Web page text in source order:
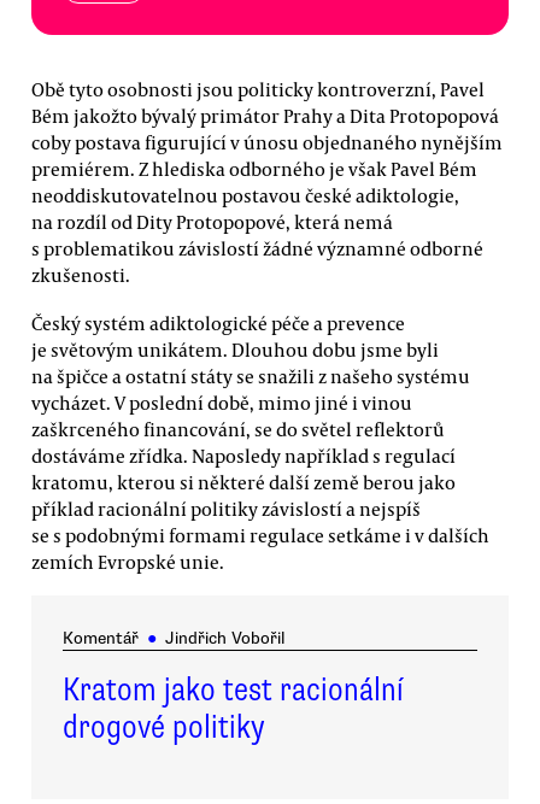
Obě tyto osobnosti jsou politicky kontroverzní, Pavel
Bém jakožto bývalý primátor Prahy a Dita Protopopová
coby postava figurující v únosu objednaného nynějším
premiérem. Z hlediska odborného je však Pavel Bém
neoddiskutovatelnou postavou české adiktologie,
na rozdíl od Dity Protopopové, která nemá
s problematikou závislostí žádné významné odborné
zkušenosti.
Český systém adiktologické péče a prevence
je světovým unikátem. Dlouhou dobu jsme byli
na špičce a ostatní státy se snažili z našeho systému
vycházet. V poslední době, mimo jiné i vinou
zaškrceného financování, se do světel reflektorů
dostáváme zřídka. Naposledy například s regulací
kratomu, kterou si některé další země berou jako
příklad racionální politiky závislostí a nejspíš
se s podobnými formami regulace setkáme i v dalších
zemích Evropské unie.
Komentář ● Jindřich Vobořil
Kratom jako test racionální
drogové politiky